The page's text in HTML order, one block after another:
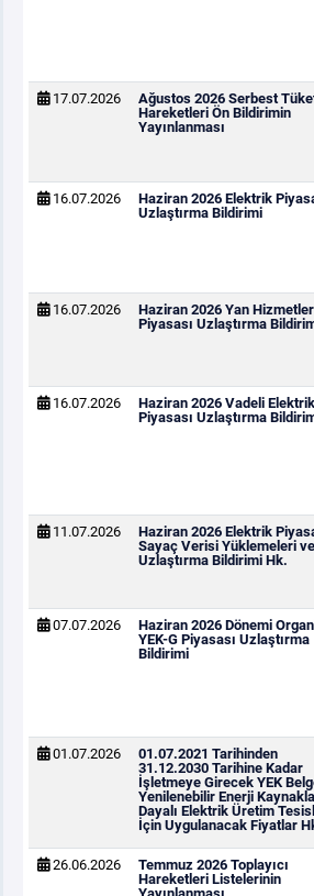
17.07.2026
Ağustos 2026 Serbest
Hareketleri Ön Bildirimin
Yayınlanması
16.07.2026
Haziran 2026 Elektrik
Uzlaştırma Bildirimi
16.07.2026
Haziran 2026 Yan Hizmetler
Piyasası Uzlaştırma
16.07.2026
Haziran 2026 Vadeli Elektrik
Piyasası Uzlaştırma
11.07.2026
Haziran 2026 Elektrik
Sayaç Verisi Yüklemeleri
Uzlaştırma Bildirimi Hk.
07.07.2026
Haziran 2026 Dönemi
YEK-G Piyasası Uzlaştırma
Bildirimi
01.07.2026
01.07.2021 Tarihinden
31.12.2030 Tarihine Kadar
İşletmeye Girecek YEK
Yenilenebilir Enerji
Dayalı Elektrik Üretim
İçin Uygulanacak Fiyatlar
26.06.2026
Temmuz 2026 Toplayıcı
Hareketleri Listelerinin